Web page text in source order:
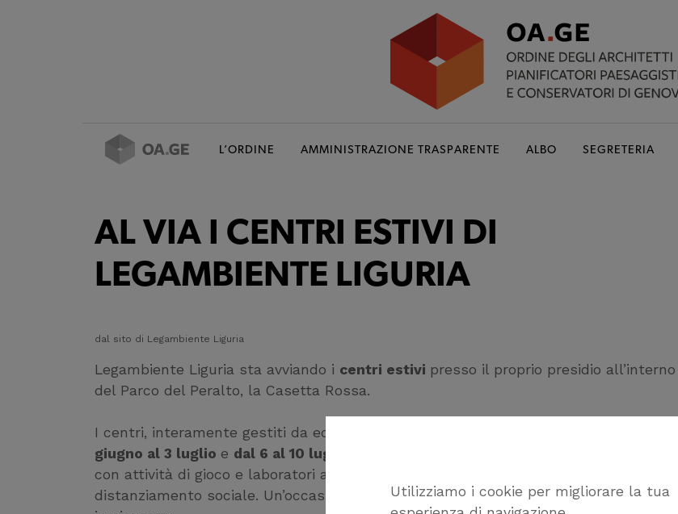
Utilizziamo i cookie per migliorare la tua
L’ORDINE AMMINISTRAZIONE TRASPARENTE ALBO SEGRETERIA
AL VIA I CENTRI ESTIVI DI
LEGAMBIENTE LIGURIA
dal sito di Legambiente Liguria
Legambiente Liguria sta avviando i centri estivi presso il proprio presidio all’interno
del Parco del Peralto, la Casetta Rossa.
I centri, interamente gestiti da educatori di Legambiente, saranno attivi
giugno al 3 luglio e dal 6 al 10 luglio
con attività di gioco e laboratori ambientali, nel rispetto delle norme per il
distanziamento sociale. Un’occasione per tornare a giocare e divertirsi con i coetanei